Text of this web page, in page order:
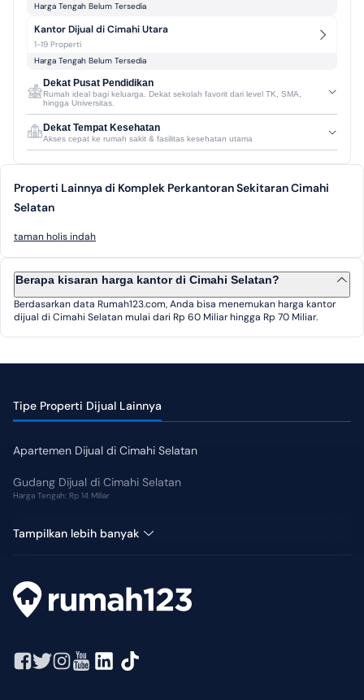
Harga Tengah Belum Tersedia
Kantor Dijual di Cimahi Utara
1-19 Properti
Harga Tengah Belum Tersedia
Dekat Pusat Pendidikan
Rumah ideal bagi keluarga. Dekat sekolah favorit dari level TK, SMA,
hingga Universitas.
Dekat Tempat Kesehatan
Akses cepat ke rumah sakit & fasilitas kesehatan utama
Properti Lainnya di Komplek Perkantoran Sekitaran Cimahi
Selatan
taman holis indah
Berapa kisaran harga kantor di Cimahi Selatan?
Berdasarkan data Rumah123.com, Anda bisa menemukan harga kantor
dijual di Cimahi Selatan mulai dari Rp 60 Miliar hingga Rp 70 Miliar.
Tipe Properti Dijual Lainnya
Apartemen Dijual di Cimahi Selatan
Gudang Dijual di Cimahi Selatan
Harga Tengah: Rp 14 Miliar
Tampilkan lebih banyak